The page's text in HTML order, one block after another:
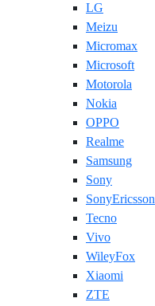
LG
Meizu
Micromax
Microsoft
Motorola
Nokia
OPPO
Realme
Samsung
Sony
SonyEricsson
Tecno
Vivo
WileyFox
Xiaomi
ZTE